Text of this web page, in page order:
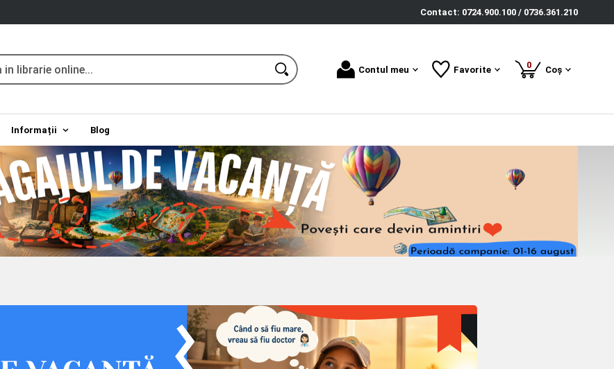
Contact: 0724.900.100 / 0736.361.210
Contul meu Favorite 0produse
Coș
Informații Blog